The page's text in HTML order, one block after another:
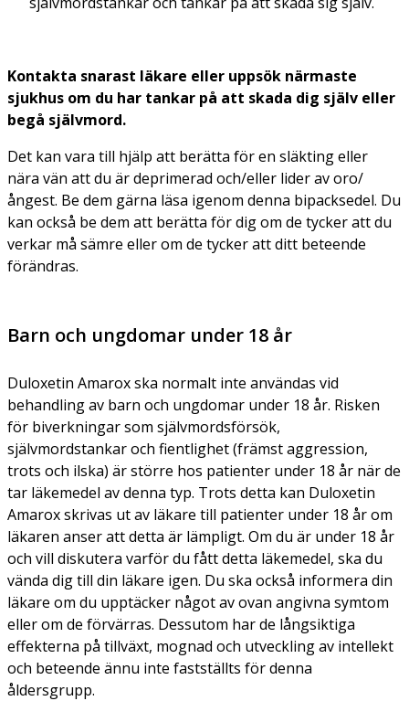
Kontakta snarast läkare eller uppsök närmaste
sjukhus om du har tankar på att skada dig själv eller
begå självmord.
Det kan vara till hjälp att berätta för en släkting eller
nära vän att du är deprimerad och/eller lider av oro/
ångest. Be dem gärna läsa igenom denna bipacksedel. Du
kan också be dem att berätta för dig om de tycker att du
verkar må sämre eller om de tycker att ditt beteende
förändras.
Barn och ungdomar under 18 år
Duloxetin Amarox ska normalt inte användas vid
behandling av barn och ungdomar under 18 år. Risken
för biverkningar som självmordsförsök,
självmordstankar och fientlighet (främst aggression,
trots och ilska) är större hos patienter under 18 år när de
tar läkemedel av denna typ. Trots detta kan Duloxetin
Amarox skrivas ut av läkare till patienter under 18 år om
läkaren anser att detta är lämpligt. Om du är under 18 år
och vill diskutera varför du fått detta läkemedel, ska du
vända dig till din läkare igen. Du ska också informera din
läkare om du upptäcker något av ovan angivna symtom
eller om de förvärras. Dessutom har de långsiktiga
effekterna på tillväxt, mognad och utveckling av intellekt
och beteende ännu inte fastställts för denna
åldersgrupp.